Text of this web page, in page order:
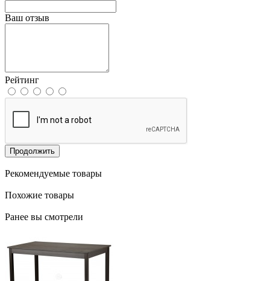
Ваш отзыв
Рейтинг
Продолжить
Рекомендуемые товары
Похожие товары
Ранее вы смотрели